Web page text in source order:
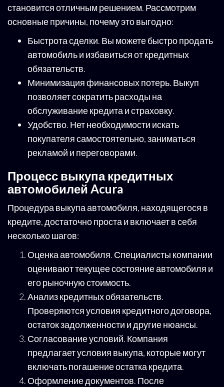
становится отличным решением. Рассмотрим
основные причины, почему это выгодно:
Быстрота сделки. Вы можете быстро продать
автомобиль и избавиться от кредитных
обязательств.
Минимизация финансовых потерь. Выкуп
позволяет сократить расходы на
обслуживание кредита и страховку.
Удобство. Нет необходимости искать
покупателя самостоятельно, заниматься
рекламой и переговорами.
Процесс выкупа кредитных
автомобилей Acura
Процедура выкупа автомобиля, находящегося в
кредите, достаточно проста и включает в себя
несколько шагов:
Оценка автомобиля. Специалисты компании
оценивают текущее состояние автомобиля и
его рыночную стоимость.
Анализ кредитных обязательств.
Проверяются условия кредитного договора,
остаток задолженности и другие нюансы.
Согласование условий. Компания
предлагает условия выкупа, которые могут
включать погашение остатка кредита.
Оформление документов. После